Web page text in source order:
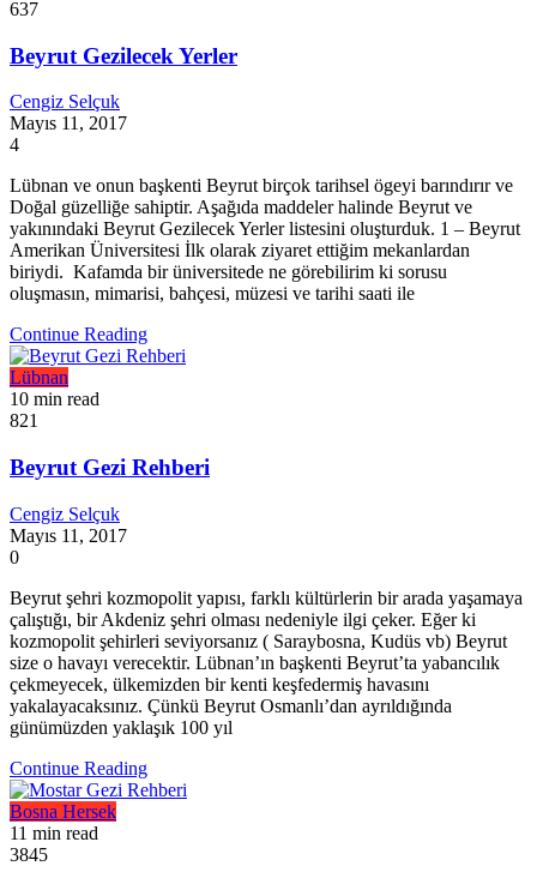
637
Beyrut Gezilecek Yerler
Cengiz Selçuk
Mayıs 11, 2017
4
Lübnan ve onun başkenti Beyrut birçok tarihsel ögeyi barındırır ve
Doğal güzelliğe sahiptir. Aşağıda maddeler halinde Beyrut ve
yakınındaki Beyrut Gezilecek Yerler listesini oluşturduk. 1 – Beyrut
Amerikan Üniversitesi İlk olarak ziyaret ettiğim mekanlardan
biriydi. Kafamda bir üniversitede ne görebilirim ki sorusu
oluşmasın, mimarisi, bahçesi, müzesi ve tarihi saati ile
Continue Reading
Lübnan
10 min read
821
Beyrut Gezi Rehberi
Cengiz Selçuk
Mayıs 11, 2017
0
Beyrut şehri kozmopolit yapısı, farklı kültürlerin bir arada yaşamaya
çalıştığı, bir Akdeniz şehri olması nedeniyle ilgi çeker. Eğer ki
kozmopolit şehirleri seviyorsanız ( Saraybosna, Kudüs vb) Beyrut
size o havayı verecektir. Lübnan’ın başkenti Beyrut’ta yabancılık
çekmeyecek, ülkemizden bir kenti keşfedermiş havasını
yakalayacaksınız. Çünkü Beyrut Osmanlı’dan ayrıldığında
günümüzden yaklaşık 100 yıl
Continue Reading
Bosna Hersek
11 min read
3845